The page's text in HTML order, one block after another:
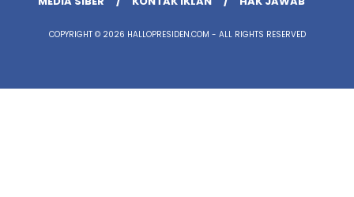
COPYRIGHT © 2026 HALLOPRESIDEN.COM - ALL RIGHTS RESERVED